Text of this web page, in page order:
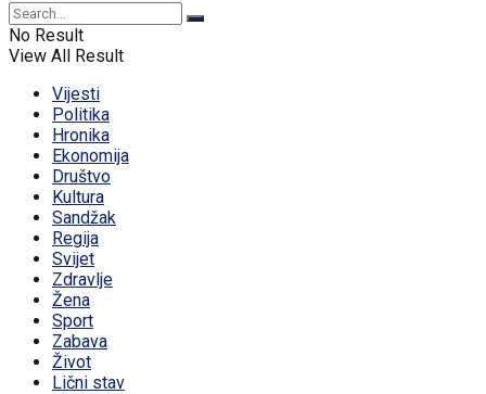
No Result
View All Result
Vijesti
Politika
Hronika
Ekonomija
Društvo
Kultura
Sandžak
Regija
Svijet
Zdravlje
Žena
Sport
Zabava
Život
Lični stav